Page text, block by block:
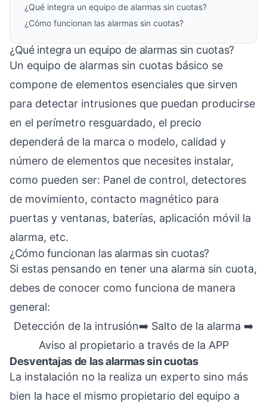
¿Qué integra un equipo de alarmas sin cuotas?
¿Cómo funcionan las alarmas sin cuotas?
¿Qué integra un equipo de alarmas sin cuotas?
Un equipo de alarmas sin cuotas básico se
compone de elementos esenciales que sirven
para detectar intrusiones que puedan producirse
en el perímetro resguardado, el precio
dependerá de la marca o modelo, calidad y
número de elementos que necesites instalar,
como pueden ser: Panel de control, detectores
de movimiento, contacto magnético para
puertas y ventanas, baterías, aplicación móvil la
alarma, etc.
¿Cómo funcionan las alarmas sin cuotas?
Si estas pensando en tener una alarma sin cuota,
debes de conocer como funciona de manera
general:
Detección de la intrusión➡️ Salto de la alarma ➡️
Aviso al propietario a través de la APP
Desventajas de las alarmas sin cuotas
La instalación no la realiza un experto sino más
bien la hace el mismo propietario del equipo a